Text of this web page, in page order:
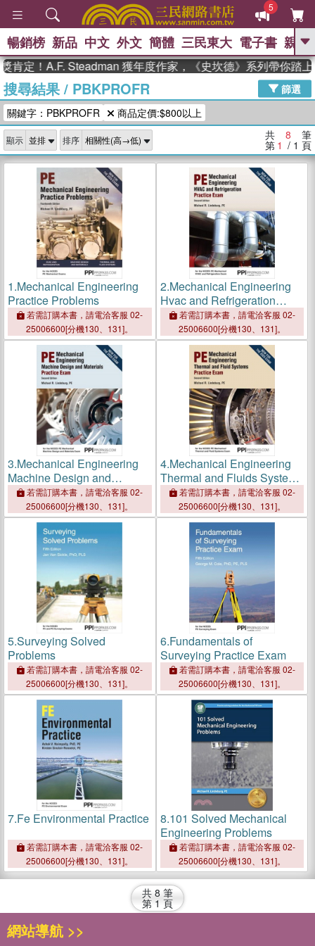
5
GO
熱搜： 高希均教授回憶錄
、 The Odyssey 、 父親節 、 如果歷
史是一群喵 、
獎 臺灣漫遊錄 、 方念華 、 台灣的李
登輝時代
數學女孩：黎曼猜想 、
偉大的迷走神經
暢銷榜 新品 中文 外文 簡體 三民東大 電子書 親子
定！A.F. Steadman 獲年度作家，《史坎德》系列帶你踏上
搜尋結果/ PBKPROFR
篩選
關鍵字：PBKPROFR
商品定價:$800以上
顯示 排序 共 8 筆
第 1 / 1 頁
1.Mechanical Engineering
Practice Problems
若需訂購本書，請電洽客服 02-
25006600[分機130、131]。
2.Mechanical Engineering
Hvac and Refrigeration
Practice Exam
若需訂購本書，請電洽客服 02-
25006600[分機130、131]。
3.Mechanical Engineering
Machine Design and
Materials Practice Exam
若需訂購本書，請電洽客服 02-
25006600[分機130、131]。
4.Mechanical Engineering
Thermal and Fluids Systems
Practice Exam
若需訂購本書，請電洽客服 02-
25006600[分機130、131]。
5.Surveying Solved
Problems
若需訂購本書，請電洽客服 02-
25006600[分機130、131]。
6.Fundamentals of
Surveying Practice Exam
若需訂購本書，請電洽客服 02-
25006600[分機130、131]。
7.Fe Environmental Practice
若需訂購本書，請電洽客服 02-
25006600[分機130、131]。
8.101 Solved Mechanical
Engineering Problems
若需訂購本書，請電洽客服 02-
25006600[分機130、131]。
共 8 筆
第 1 頁
網站導航 >>